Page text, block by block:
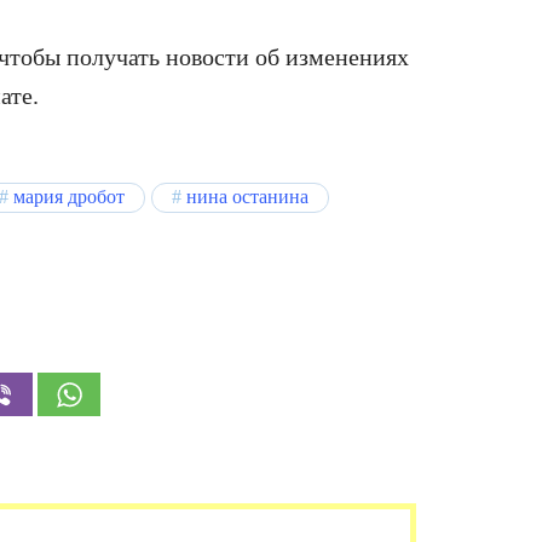
получать новости об изменениях
мария дробот нина останина